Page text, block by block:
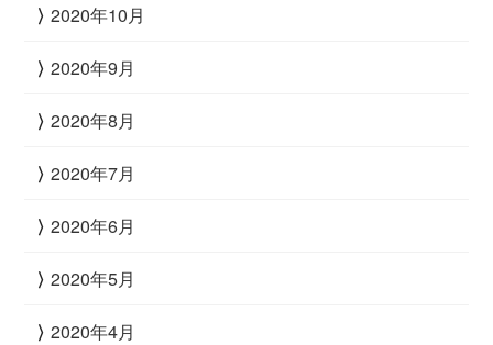
2020年10月
2020年9月
2020年8月
2020年7月
2020年6月
2020年5月
2020年4月